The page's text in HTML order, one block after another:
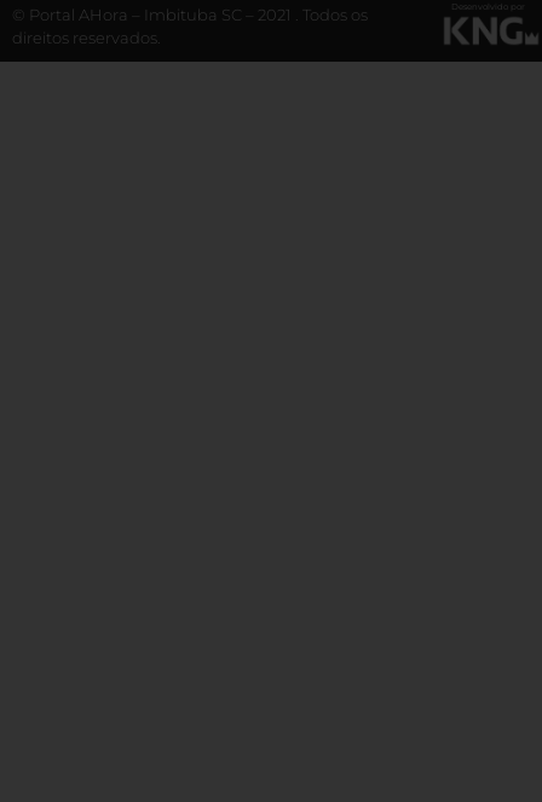
© Portal AHora – Imbituba SC – 2021 . Todos os
direitos reservados.
Desenvolvido por